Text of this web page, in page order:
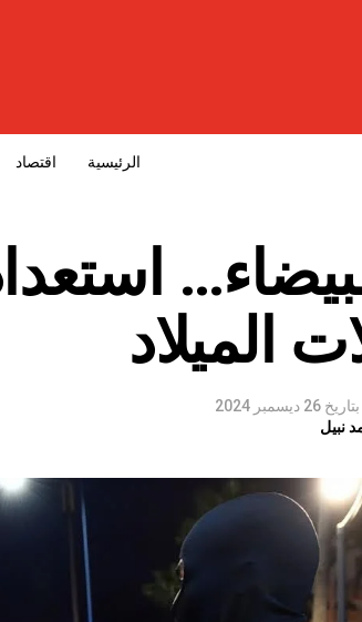
الرئيسية اقتصاد
الميلاد
بتاريخ 26 ديسمبر 2024
نبيل